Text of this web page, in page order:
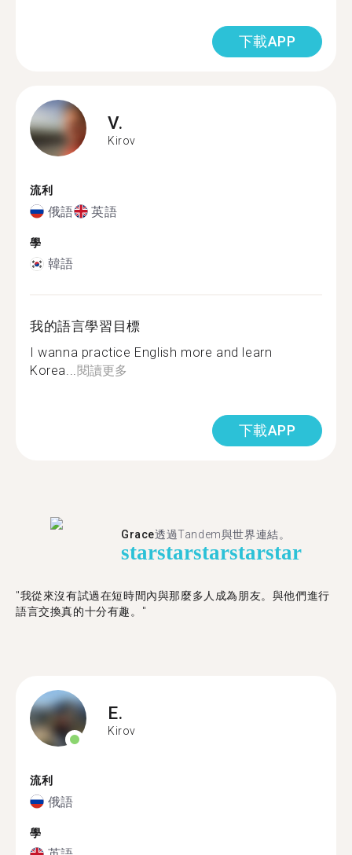
下載APP
V.
Kirov
流利
俄語 英語
學
韓語
我的語言學習目標
I wanna practice English more and learn
Korea...閱讀更多
下載APP
Grace透過Tandem與世界連結。
starstarstarstarstar
"我從來沒有試過在短時間內與那麼多人成為朋友。與他們進行
語言交換真的十分有趣。"
E.
Kirov
流利
俄語
學